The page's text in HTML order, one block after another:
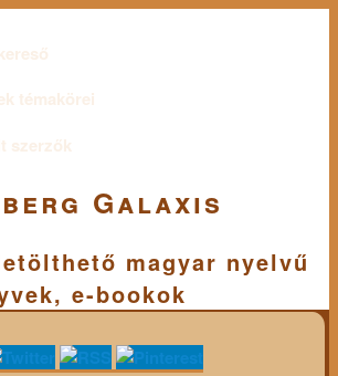
témakörei
szerzők
Galaxis
magyar nyelvű
e-bookok